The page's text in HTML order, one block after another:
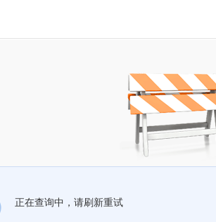
正在查询中，请刷新重试